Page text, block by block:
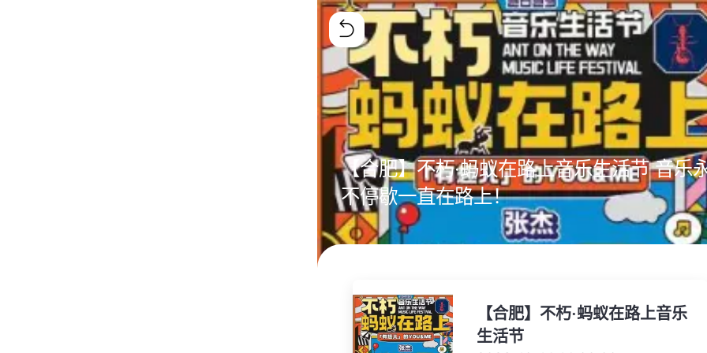
【合肥】不朽·蚂蚁在路上音乐生活节 音乐
不停歇一直在路上！
【合肥】不朽·蚂蚁在路上音乐
生活节